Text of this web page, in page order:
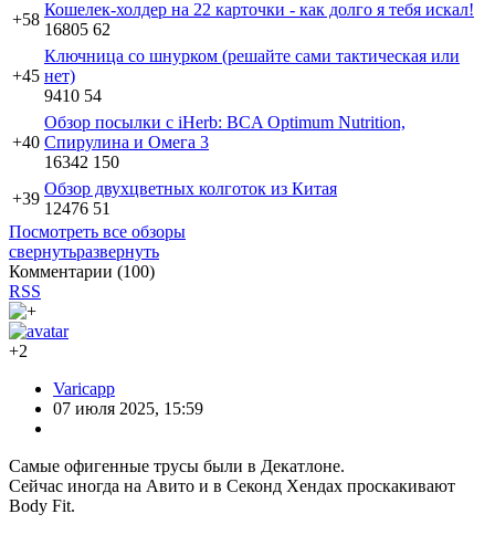
+58
Кошелек-холдер на 22 карточки - как долго я тебя искал!
16805 62
+45
Ключница со шнурком (решайте сами тактическая или
нет)
9410 54
+40
Обзор посылки с iHerb: BCA Optimum Nutrition,
Спирулина и Омега 3
16342 150
+39
Обзор двухцветных колготок из Китая
12476 51
Посмотреть все обзоры
свернутьразвернуть
Комментарии (100)
RSS
+2
Varicapp
07 июля 2025, 15:59
Самые офигенные трусы были в Декатлоне.
Сейчас иногда на Авито и в Секонд Хендах проскакивают
Body Fit.